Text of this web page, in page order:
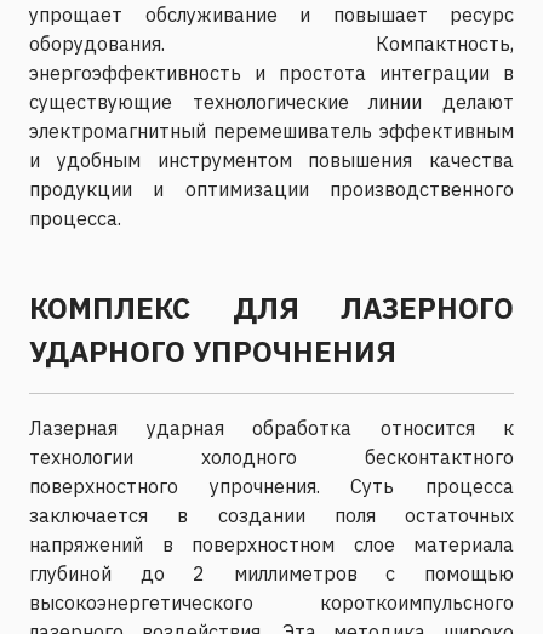
упрощает обслуживание и повышает ресурс
оборудования. Компактность,
энергоэффективность и простота интеграции в
существующие технологические линии делают
электромагнитный перемешиватель эффективным
и удобным инструментом повышения качества
продукции и оптимизации производственного
процесса.
КОМПЛЕКС ДЛЯ ЛАЗЕРНОГО
УДАРНОГО УПРОЧНЕНИЯ
Лазерная ударная обработка относится к
технологии холодного бесконтактного
поверхностного упрочнения. Суть процесса
заключается в создании поля остаточных
напряжений в поверхностном слое материала
глубиной до 2 миллиметров с помощью
высокоэнергетического короткоимпульсного